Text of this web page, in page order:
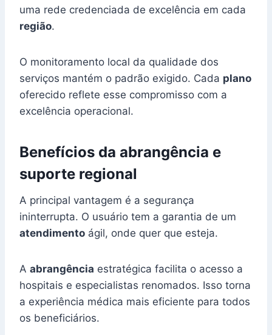
uma rede credenciada de excelência em cada
região.
O monitoramento local da qualidade dos
serviços mantém o padrão exigido. Cada plano
oferecido reflete esse compromisso com a
excelência operacional.
Benefícios da abrangência e
suporte regional
A principal vantagem é a segurança
ininterrupta. O usuário tem a garantia de um
atendimento ágil, onde quer que esteja.
A abrangência estratégica facilita o acesso a
hospitais e especialistas renomados. Isso torna
a experiência médica mais eficiente para todos
os beneficiários.